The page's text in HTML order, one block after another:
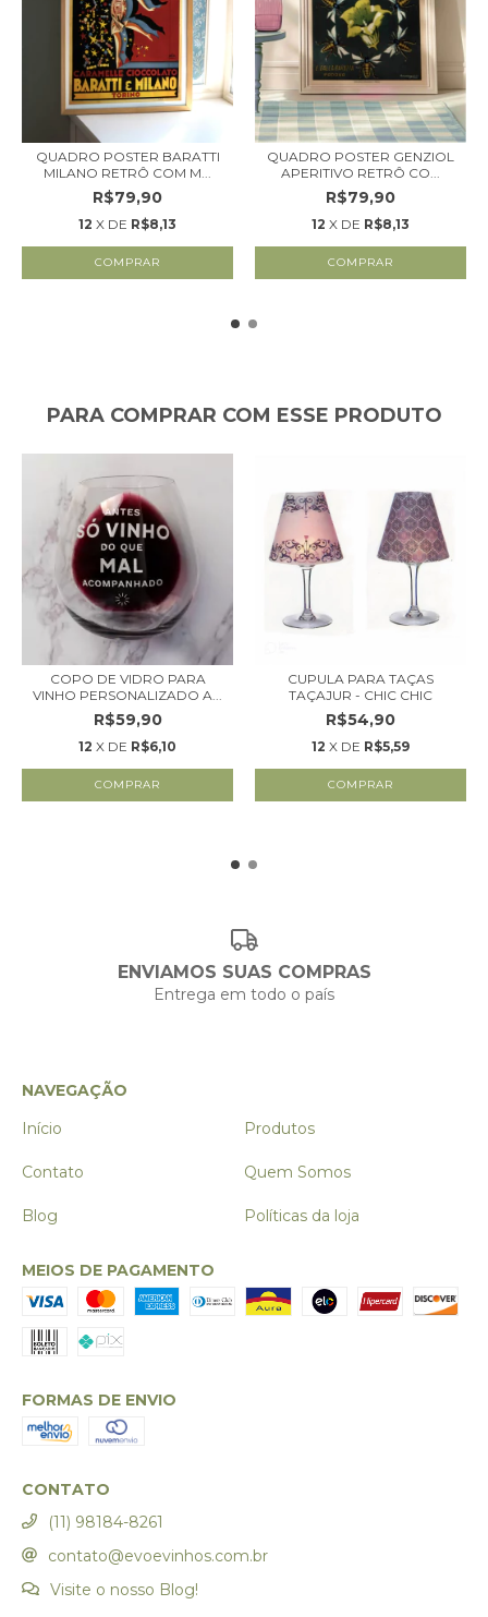
QUADRO POSTER BARATTI
MILANO RETRÔ COM M...
R$79,90
12 X DE R$8,13
QUADRO POSTER GENZIOL
APERITIVO RETRÔ CO...
R$79,90
12 X DE R$8,13
PARA COMPRAR COM ESSE PRODUTO
COPO DE VIDRO PARA
VINHO PERSONALIZADO A...
R$59,90
12 X DE R$6,10
CUPULA PARA TAÇAS
TAÇAJUR - CHIC CHIC
R$54,90
12 X DE R$5,59
ENVIAMOS SUAS COMPRAS
Entrega em todo o país
NAVEGAÇÃO
Início
Produtos
Contato Quem Somos
Blog Políticas da loja
MEIOS DE PAGAMENTO
FORMAS DE ENVIO
CONTATO
(11) 98184-8261
contato@evoevinhos.com.br
Visite o nosso Blog!